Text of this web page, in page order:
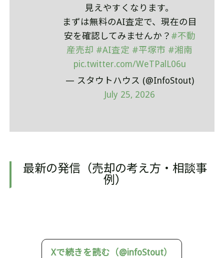
見えやすくなります。
まずは無料のAI査定で、現在の目
安を確認してみませんか？ #不動
産売却 #AI査定 #平塚市 #湘南
pic.twitter.com/WeTPalL06u
— スタウトハウス (@InfoStout)
July 25, 2026
最新の発信（売却の考え方・相談事
例）
Xで続きを読む（@infoStout）